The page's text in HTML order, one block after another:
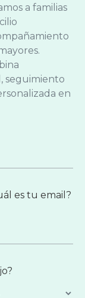
a familias
seguimiento
en
es tu email?